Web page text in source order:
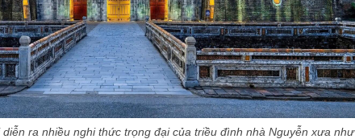
ra nhiều nghi thức trọng đại của triều đình nhà Nguyễn xưa như